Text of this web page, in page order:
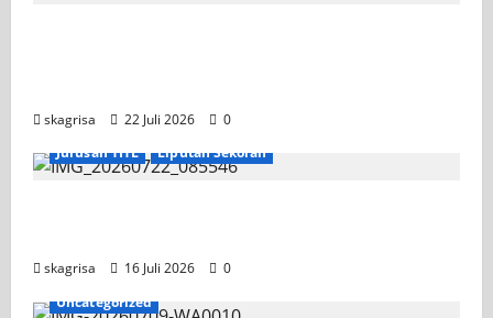
skagrisa 22 Juli 2026
0
Jurusan TITL
Liputan Sekolah
skagrisa 16 Juli 2026
0
Uncategorized